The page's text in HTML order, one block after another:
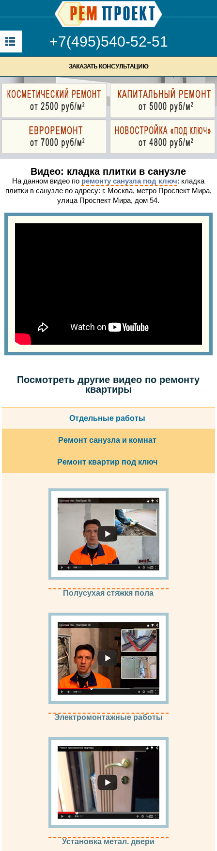
+7(495)540-52-51
ЗАКАЗАТЬ КОНСУЛЬТАЦИЮ
Видео: кладка плитки в санузле
На данном видео по ремонту санузла под ключ: кладка
плитки в санузле по адресу: г. Москва, метро Проспект Мира,
улица Проспект Мира, дом 54.
Посмотреть другие видео по ремонту
квартиры
Отдельные работы
Ремонт санузла и комнат
Ремонт квартир под ключ
Полусухая стяжкя пола
Электромонтажные работы
Установка метал. двери